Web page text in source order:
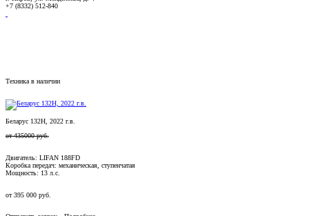
Беларус 132Н, 2022 г.в.
от435000руб.
Коробка передач: механическая, ступенчатая
Мощность: 13 л.с.